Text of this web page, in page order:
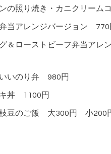
の照り焼き・カニクリーム
弁当アレンジバージョン 770
グ＆ローストビーフ弁当ア
いいのり弁 980円
キ丼 1100円
枝豆のご飯 大300円 小200